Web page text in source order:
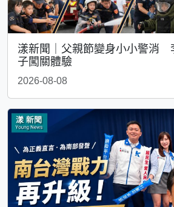
漾新聞｜父親節變身小小警消
子闖關體驗
2026-08-08